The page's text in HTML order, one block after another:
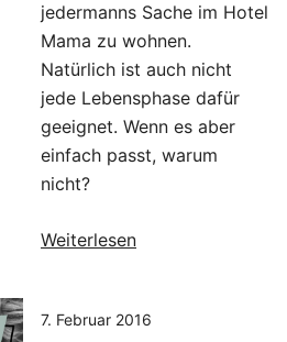
jedermanns Sache im Hotel
Mama zu wohnen.
Natürlich ist auch nicht
jede Lebensphase dafür
geeignet. Wenn es aber
einfach passt, warum
nicht?
Weiterlesen
7. Februar 2016